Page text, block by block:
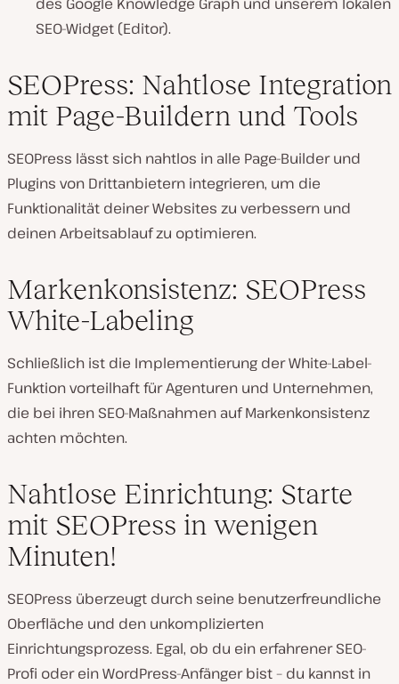
SEO-Widget (Editor).
SEOPress: Nahtlose Integration
mit Page-Buildern und Tools
SEOPress lässt sich nahtlos in alle Page-Builder und
Plugins von Drittanbietern integrieren, um die
Funktionalität deiner Websites zu verbessern und
deinen Arbeitsablauf zu optimieren.
Markenkonsistenz: SEOPress
White-Labeling
Schließlich ist die Implementierung der White-Label-
Funktion vorteilhaft für Agenturen und Unternehmen,
die bei ihren SEO-Maßnahmen auf Markenkonsistenz
achten möchten.
Nahtlose Einrichtung: Starte
mit SEOPress in wenigen
Minuten!
SEOPress überzeugt durch seine benutzerfreundliche
Oberfläche und den unkomplizierten
Einrichtungsprozess. Egal, ob du ein erfahrener SEO-
Profi oder ein WordPress-Anfänger bist – du kannst in